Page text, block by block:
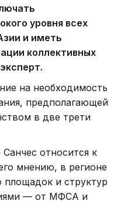
уровня всех
и иметь
коллективных
на необходимость
предполагающей
в две трети
относится к
мнению, в регионе
и структур
— от МФСА и